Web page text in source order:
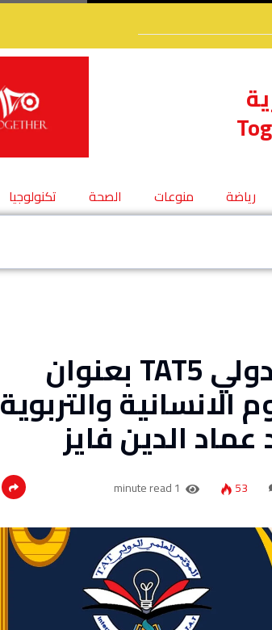
رياضة منوعات الصحة تكنولوجيا
إقامة المؤتمر العلمي الدولي TAT5 بعنوان
والتربوية
الدين فايز
53
1 minute read